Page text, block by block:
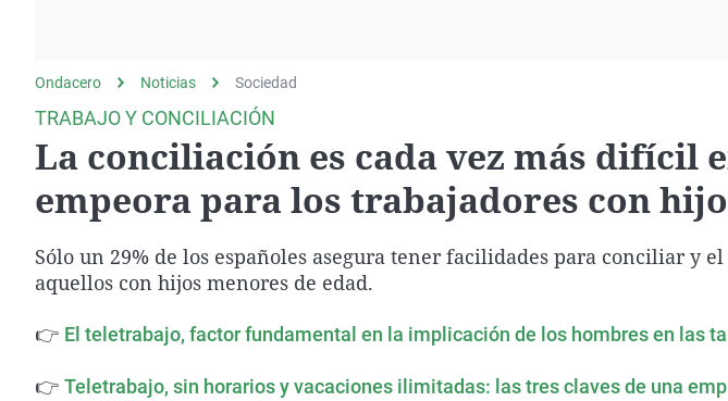
Como el perro y elEquipo de investigación
País Vasco
Ondacero Noticias Sociedad
TRABAJO Y CONCILIACIÓN
La conciliación es cada vez más difícil
empeora para los trabajadores con
Sólo un 29% de los españoles asegura tener facilidades para conciliar y
aquellos con hijos menores de edad.
👉 El teletrabajo, factor fundamental en la implicación de los hombres en las
👉 Teletrabajo, sin horarios y vacaciones ilimitadas: las tres claves de una